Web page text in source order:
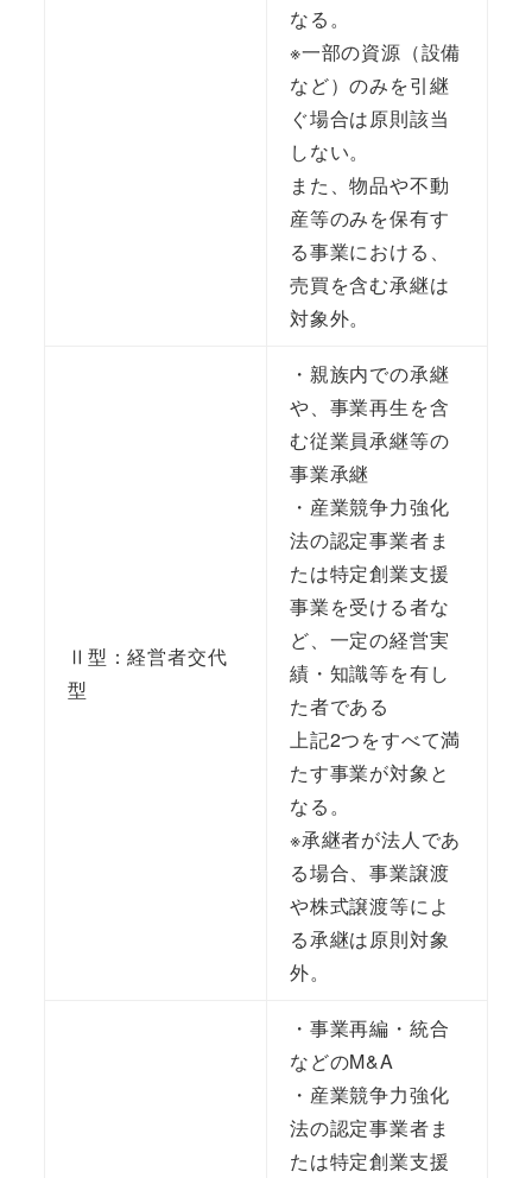
なる。
※一部の資源（設備
など）のみを引継
ぐ場合は原則該当
しない。
また、物品や不動
産等のみを保有す
る事業における、
売買を含む承継は
対象外。
Ⅱ型：経営者交代
型
・親族内での承継
や、事業再生を含
む従業員承継等の
事業承継
・産業競争力強化
法の認定事業者ま
たは特定創業支援
事業を受ける者な
ど、一定の経営実
績・知識等を有し
た者である
上記2つをすべて満
たす事業が対象と
なる。
※承継者が法人であ
る場合、事業譲渡
や株式譲渡等によ
る承継は原則対象
外。
・事業再編・統合
などのM&A
・産業競争力強化
法の認定事業者ま
たは特定創業支援